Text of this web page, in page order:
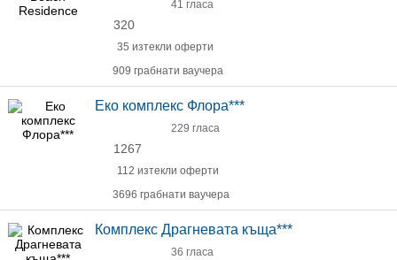
41 гласа
320
35 изтекли оферти
909 грабнати ваучера
Еко комплекс Флора***
229 гласа
1267
112 изтекли оферти
3696 грабнати ваучера
Комплекс Драгневата къща***
36 гласа